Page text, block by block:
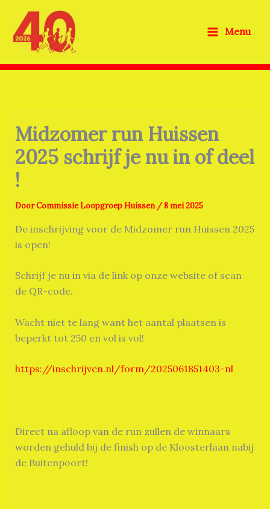
naar
Menu
Midzomer run Huissen
2025 schrijf je nu in of deel
!
DoorCommissie Loopgroep Huissen /8 mei 2025
De inschrijving voor de Midzomer run Huissen 2025
is open!
Schrijf je nu in via de link op onze website of scan
de QR-code.
Wacht niet te lang want het aantal plaatsen is
beperkt tot 250 en vol is vol!
https://inschrijven.nl/form/2025061851403-nl
Direct na afloop van de run zullen de winnaars
worden gehuld bij de finish op de Kloosterlaan nabij
de Buitenpoort!